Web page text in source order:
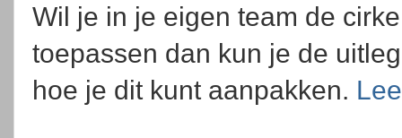
Wil je in je eigen team de
toepassen dan kun je de
hoe je dit kunt aanpakken.